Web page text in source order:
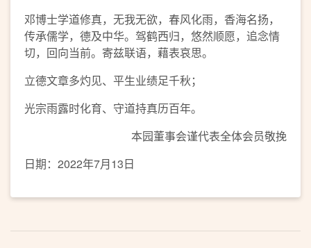
邓博士学道修真，无我无欲，春风化雨，香海名扬，
传承儒学，德及中华。驾鹤西归，悠然顺愿，追念情
切，回向当前。寄兹联语，藉表哀思。
立德文章多灼见、平生业绩足千秋；
光宗雨露时化育、守道持真历百年。
本园董事会谨代表全体会员敬挽
日期：2022年7月13日